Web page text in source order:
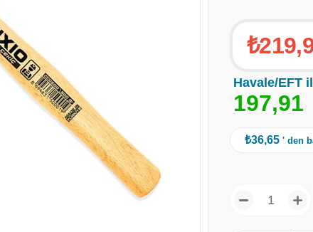
Havale/EFT
197,91
₺36,65 ' den